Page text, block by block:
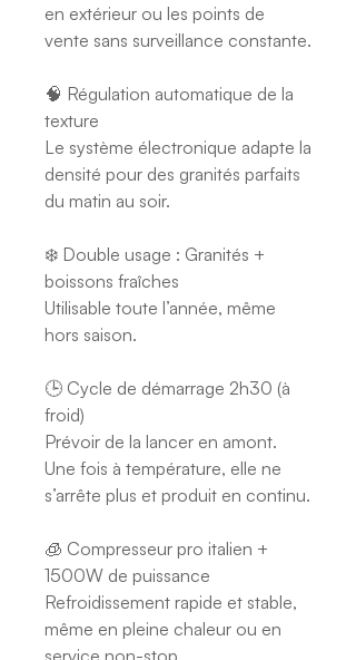
en extérieur ou les points de
vente sans surveillance constante.
🧠 Régulation automatique de la
texture
Le système électronique adapte la
densité pour des granités parfaits
du matin au soir.
❄️ Double usage : Granités +
boissons fraîches
Utilisable toute l’année, même
hors saison.
🕒 Cycle de démarrage 2h30 (à
froid)
Prévoir de la lancer en amont.
Une fois à température, elle ne
s’arrête plus et produit en continu.
🧊 Compresseur pro italien +
1500W de puissance
Refroidissement rapide et stable,
même en pleine chaleur ou en